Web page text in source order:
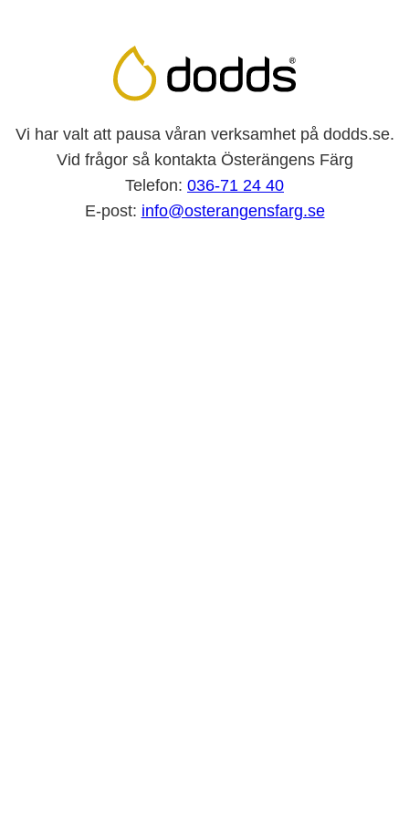
Vi har valt att pausa våran verksamhet på dodds.se.
Vid frågor så kontakta Österängens Färg
Telefon: 036-71 24 40
E-post: info@osterangensfarg.se